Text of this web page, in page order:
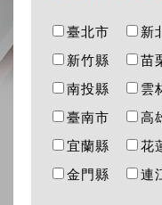
臺北市 新
新竹縣
苗
南投縣
雲
臺南市
高
宜蘭縣
花
金門縣
連